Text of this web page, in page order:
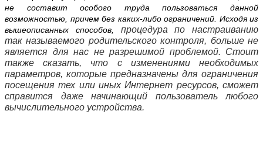
не составит особого труда пользоваться данной
возможностью, причем без каких-либо ограничений. Исходя из
вышеописанных способов, процедура по настраиванию
так называемого родительского контроля, больше не
является для нас не разрешимой проблемой. Стоит
также сказать, что с изменениями необходимых
параметров, которые предназначены для ограничения
посещения тех или иных Интернет ресурсов, сможет
справится даже начинающий пользователь любого
вычислительного устройства.